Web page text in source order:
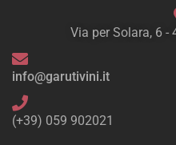
Via per Solara, 6 -
info@garutivini.it
(+39) 059 902021